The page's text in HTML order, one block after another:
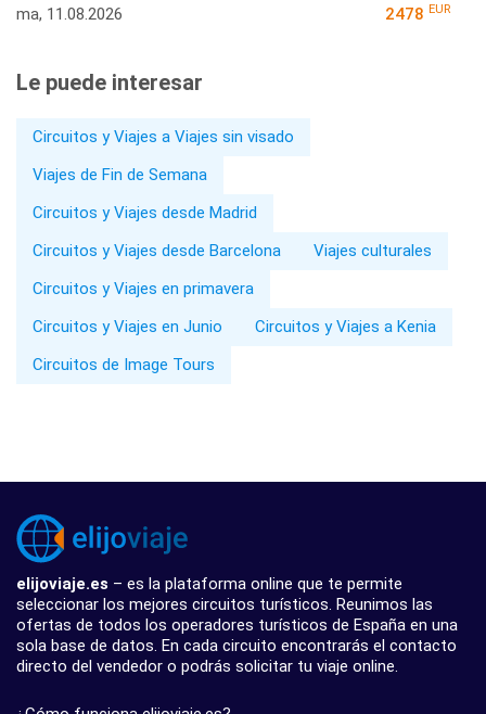
ma, 11.08.2026 2478 EUR
Le puede interesar
Circuitos y Viajes a Viajes sin visado
Viajes de Fin de Semana
Circuitos y Viajes desde Madrid
Circuitos y Viajes desde Barcelona
Viajes culturales
Circuitos y Viajes en primavera
Circuitos y Viajes en Junio
Circuitos y Viajes a Kenia
Circuitos de Image Tours
elijoviaje.es – es la plataforma online que te permite
seleccionar los mejores circuitos turísticos. Reunimos las
ofertas de todos los operadores turísticos de España en una
sola base de datos. En cada circuito encontrarás el contacto
directo del vendedor o podrás solicitar tu viaje online.